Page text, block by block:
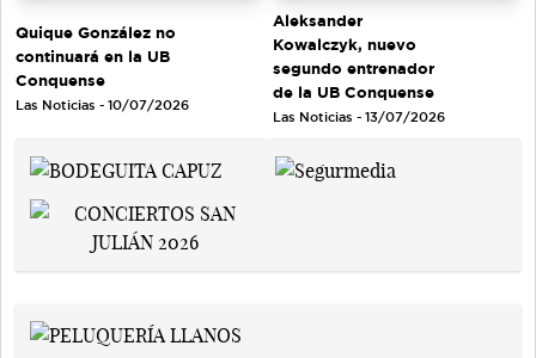
Quique González no
continuará en la UB
Conquense
Las Noticias - 10/07/2026
Aleksander
Kowalczyk, nuevo
segundo entrenador
de la UB Conquense
Las Noticias - 13/07/2026